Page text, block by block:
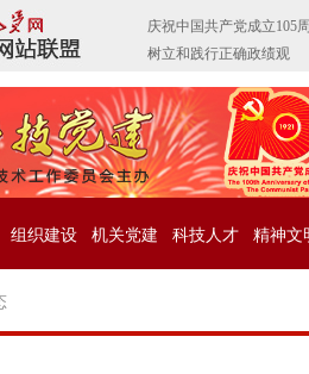
组织建设 机关党建 科技人才 精神文